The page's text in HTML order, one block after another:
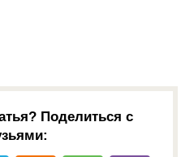
Поделиться с